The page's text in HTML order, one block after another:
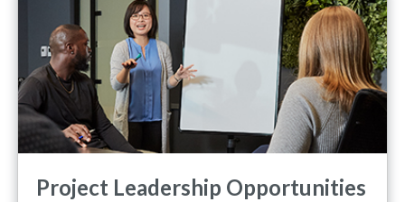
Project Leadership Opportunities